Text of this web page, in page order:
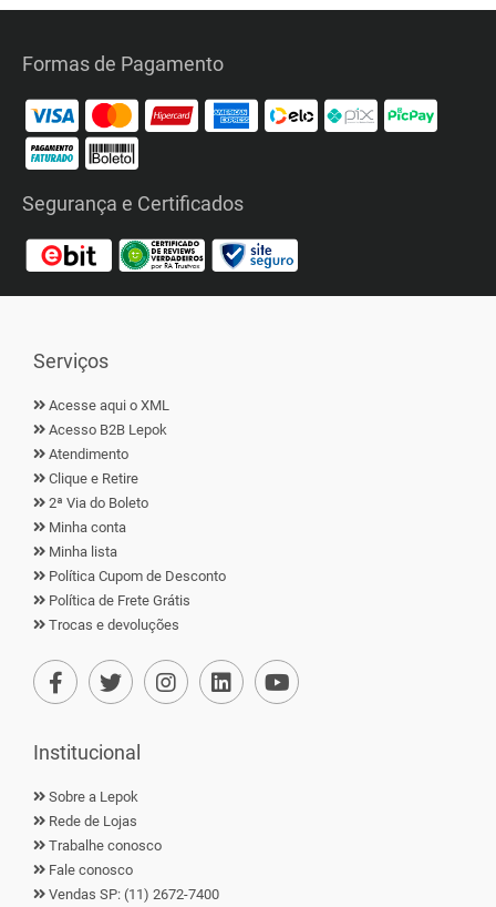
Formas de Pagamento
Segurança e Certificados
Serviços
Acesse aqui o XML
Acesso B2B Lepok
Atendimento
Clique e Retire
2ª Via do Boleto
Minha conta
Minha lista
Política Cupom de Desconto
Política de Frete Grátis
Trocas e devoluções
Institucional
Sobre a Lepok
Rede de Lojas
Trabalhe conosco
Fale conosco
Vendas SP: (11) 2672-7400